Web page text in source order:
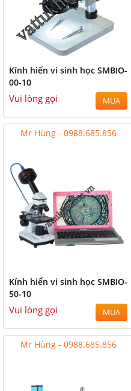
Kính hiển vi sinh học SMBIO-
00-10
Vui lòng gọi MUA
Mr Hùng - 0988.685.856
Kính hiển vi sinh học SMBIO-
50-10
Vui lòng gọi MUA
Mr Hùng - 0988.685.856